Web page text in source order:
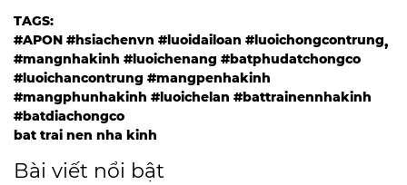
TAGS:
#APON #hsiachenvn #luoidailoan #luoichongcontrung
#mangnhakinh #luoichenang #batphudatchongco
#luoichancontrung #mangpenhakinh
#mangphunhakinh #luoichelan #battrainennhakinh
#batdiachongco
bat trai nen nha kinh
Bài viết nổi bật